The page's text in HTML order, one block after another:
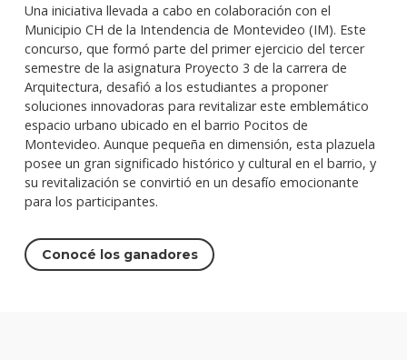
Una iniciativa llevada a cabo en colaboración con el
Municipio CH de la Intendencia de Montevideo (IM). Este
concurso, que formó parte del primer ejercicio del tercer
semestre de la asignatura Proyecto 3 de la carrera de
Arquitectura, desafió a los estudiantes a proponer
soluciones innovadoras para revitalizar este emblemático
espacio urbano ubicado en el barrio Pocitos de
Montevideo. Aunque pequeña en dimensión, esta plazuela
posee un gran significado histórico y cultural en el barrio, y
su revitalización se convirtió en un desafío emocionante
para los participantes.
Conocé los ganadores